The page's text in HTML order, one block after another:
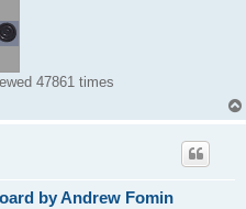
47861 times
by Andrew Fomin